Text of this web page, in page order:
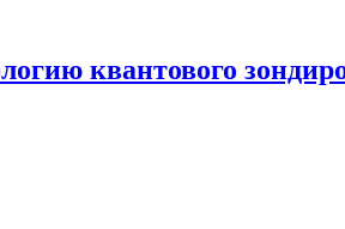
квантового